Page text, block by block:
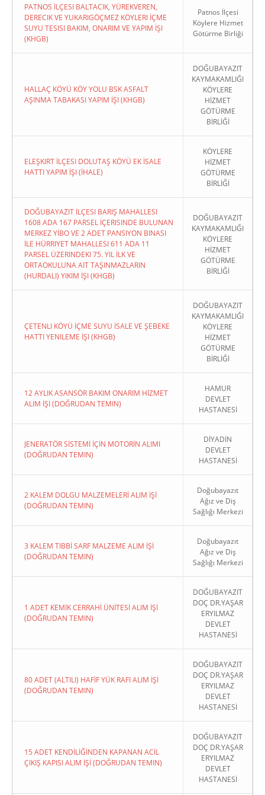
PATNOS İLÇESI BALTACIK, YÜREKVEREN,
DERECIK VE YUKARIGÖÇMEZ KÖYLERI İÇME
SUYU TESISI BAKIM, ONARIM VE YAPIM İŞI
(KHGB)
Patnos İlçesi
Köylere Hizmet
Götürme Birliği
HALLAÇ KÖYÜ KÖY YOLU BSK ASFALT
AŞINMA TABAKASI YAPIM İŞI (KHGB)
DOĞUBAYAZIT
KAYMAKAMLIĞI
KÖYLERE
HİZMET
GÖTÜRME
BİRLİĞİ
ELEŞKIRT İLÇESI DOLUTAŞ KÖYÜ EK İSALE
HATTI YAPIM İŞI (İHALE)
KÖYLERE
HİZMET
GÖTÜRME
BİRLİĞİ
DOĞUBAYAZIT İLÇESI BARIŞ MAHALLESI
1608 ADA 167 PARSEL İÇERISINDE BULUNAN
MERKEZ YİBO VE 2 ADET PANSIYON BINASI
İLE HÜRRIYET MAHALLESI 611 ADA 11
PARSEL ÜZERINDEKI 75. YIL İLK VE
ORTAOKULUNA AIT TAŞINMAZLARIN
(HURDALI) YIKIM İŞI (KHGB)
DOĞUBAYAZIT
KAYMAKAMLIĞI
KÖYLERE
HİZMET
GÖTÜRME
BİRLİĞİ
ÇETENLI KÖYÜ İÇME SUYU İSALE VE ŞEBEKE
HATTI YENILEME İŞI (KHGB)
DOĞUBAYAZIT
KAYMAKAMLIĞI
KÖYLERE
HİZMET
GÖTÜRME
BİRLİĞİ
12 AYLIK ASANSÖR BAKIM ONARIM HİZMET
ALIM İŞİ (DOĞRUDAN TEMIN)
HAMUR
DEVLET
HASTANESİ
JENERATÖR SİSTEMİ İÇİN MOTORİN ALIMI
(DOĞRUDAN TEMIN)
DİYADİN
DEVLET
HASTANESİ
2 KALEM DOLGU MALZEMELERİ ALIM İŞİ
(DOĞRUDAN TEMIN)
Doğubayazıt
Ağız ve Diş
Sağlığı Merkezi
3 KALEM TIBBİ SARF MALZEME ALIM İŞİ
(DOĞRUDAN TEMIN)
Doğubayazıt
Ağız ve Diş
Sağlığı Merkezi
1 ADET KEMİK CERRAHİ ÜNİTESİ ALIM İŞİ
(DOĞRUDAN TEMIN)
DOĞUBAYAZIT
DOÇ DR.YAŞAR
ERYILMAZ
DEVLET
HASTANESİ
80 ADET (ALTILI) HAFİF YÜK RAFI ALIM İŞİ
(DOĞRUDAN TEMIN)
DOĞUBAYAZIT
DOÇ DR.YAŞAR
ERYILMAZ
DEVLET
HASTANESİ
15 ADET KENDİLİĞİNDEN KAPANAN ACİL
ÇIKIŞ KAPISI ALIM İŞİ (DOĞRUDAN TEMIN)
DOĞUBAYAZIT
DOÇ DR.YAŞAR
ERYILMAZ
DEVLET
HASTANESİ